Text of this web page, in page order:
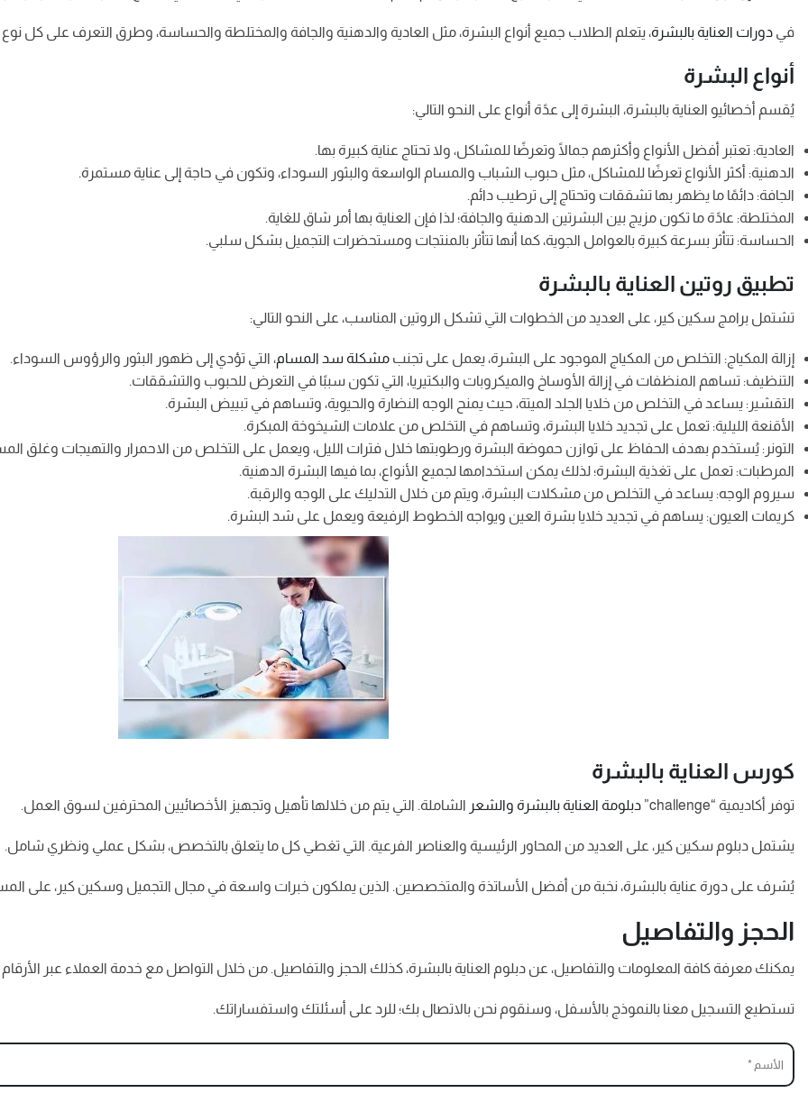
في دورات العناية بالبشرة، يتعلم الطلاب جميع أنواع البشرة، مثل العادية والدهنية والجافة والمختلطة والحساسة، وطرق التعرف على كل نوع
أنواع البشرة
يُقسم أخصائيو العناية بالبشرة، البشرة إلى عدًة أنواع على النحو التالي:
العادية: تعتبر أفضل الأنواع وأكثرهم جمالًا وتعرضًا للمشاكل، ولا تحتاج عناية كبيرة بها.
الدهنية: أكثر الأنواع تعرضًا للمشاكل، مثل حبوب الشباب والمسام الواسعة والبثور السوداء، وتكون في حاجة إلى عناية مستمرة.
الجافة: دائمًا ما يظهر بها تشققات وتحتاج إلى ترطيب دائم.
المختلطة: عادًة ما تكون مزيج بين البشرتين الدهنية والجافة؛ لذا فإن العناية بها أمر شاق للغاية.
الحساسة: تتأثر بسرعة كبيرة بالعوامل الجوية، كما أنها تتأثر بالمنتجات ومستحضرات التجميل بشكل سلبي.
تطبيق روتين العناية بالبشرة
تشتمل برامج سكين كير، على العديد من الخطوات التي تشكل الروتين المناسب، على النحو التالي:
إزالة المكياج: التخلص من المكياج الموجود على البشرة، يعمل على تجنب مشكلة سد المسام، التي تؤدي إلى ظهور البثور والرؤوس السوداء.
التنظيف: تساهم المنظفات في إزالة الأوساخ والميكروبات والبكتيريا، التي تكون سببًا في التعرض للحبوب والتشققات.
التقشير: يساعد في التخلص من خلايا الجلد الميتة، حيث يمنح الوجه النضارة والحيوية، وتساهم في تبييض البشرة.
الأقنعة الليلية: تعمل على تجديد خلايا البشرة، وتساهم في التخلص من علامات الشيخوخة المبكرة.
التونر: يُستخدم بهدف الحفاظ على توازن حموضة البشرة ورطوبتها خلال فترات الليل، ويعمل على التخلص من الاحمرار والتهيجات وغلق
المرطبات: تعمل على تغذية البشرة؛ لذلك يمكن استخدامها لجميع الأنواع، بما فيها البشرة الدهنية.
سيروم الوجه: يساعد في التخلص من مشكلات البشرة، ويتم من خلال التدليك على الوجه والرقبة.
كريمات العيون: يساهم في تجديد خلايا بشرة العين ويواجه الخطوط الرفيعة ويعمل على شد البشرة.
كورس العناية بالبشرة
توفر أكاديمية “challenge” دبلومة العناية بالبشرة والشعر الشاملة. التي يتم من خلالها تأهيل وتجهيز الأخصائيين المحترفين لسوق العمل.
يشتمل دبلوم سكين كير، على العديد من المحاور الرئيسية والعناصر الفرعية. التي تغطي كل ما يتعلق بالتخصص، بشكل عملي ونظري شامل.
يُشرف على دورة عناية بالبشرة، نخبة من أفضل الأساتذة والمتخصصين. الذين يملكون خبرات واسعة في مجال التجميل وسكين كير، على
الحجز والتفاصيل
يمكنك معرفة كافة المعلومات والتفاصيل، عن دبلوم العناية بالبشرة، كذلك الحجز والتفاصيل. من خلال التواصل مع خدمة العملاء عبر الأرقام 01098147260 أو
تستطيع التسجيل معنا بالنموذج بالأسفل، وسنقوم نحن بالاتصال بك؛ للرد على أسئلتك واستفساراتك.